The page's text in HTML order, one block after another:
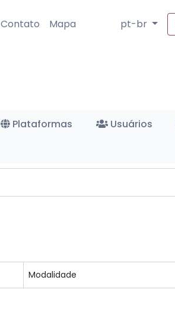
Contato Mapa pt-br
Plataformas Usuários